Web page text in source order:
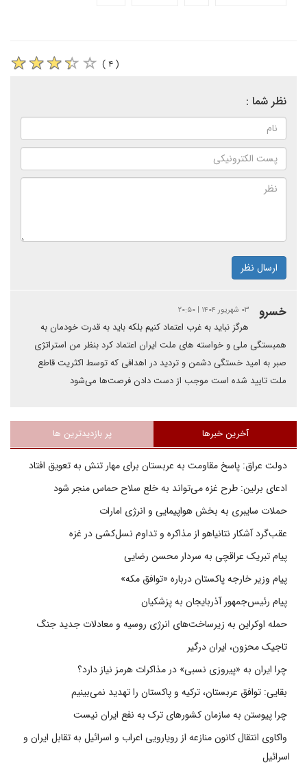
( ۴ )
نظر شما :
ارسال نظر
خسرو ۰۳ شهریور ۱۴۰۴ | ۲۰:۵۰
هرگز نباید به غرب اعتماد کنیم بلکه باید به قدرت خودمان به
همبستگی ملی و خواسته های ملت ایران اعتماد کرد بنظر من استراتژی
صبر به امید خستگی دشمن و تردید در اهدافی که توسط اکثریت قاطع
ملت تایید شده است موجب از دست دادن فرصت‌ها می‌شود
آخرین خبرها پر بازدیدترین ها
دولت عراق: پاسخ مقاومت به عربستان برای مهار تنش به تعویق افتاد
ادعای برلین: طرح غزه می‌تواند به خلع سلاح حماس منجر شود
حملات سایبری به بخش هواپیمایی و انرژی امارات
عقب‌گرد آشکار نتانیاهو از مذاکره و تداوم نسل‌کشی در غزه
پیام تبریک عراقچی به سردار محسن رضایی
پیام وزیر خارجه پاکستان درباره «توافق مکه»
پیام رئیس‌جمهور آذربایجان به پزشکیان
حمله اوکراین به زیرساخت‌های انرژی روسیه و معادلات جدید جنگ
تاجیک محزون، ایران درگیر
چرا ایران به «پیروزی نسبی» در مذاکرات هرمز نیاز دارد؟
بقایی: توافق عربستان، ترکیه و پاکستان را تهدید نمی‌بینیم
چرا پیوستن به سازمان کشورهای ترک به نفع ایران نیست
واکاوی انتقال کانون منازعه از رویارویی اعراب و اسرائیل به تقابل ایران و
اسرائیل